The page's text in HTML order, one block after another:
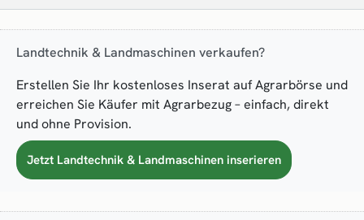
Landtechnik & Landmaschinen verkaufen?
Erstellen Sie Ihr kostenloses Inserat auf Agrarbörse und
erreichen Sie Käufer mit Agrarbezug – einfach, direkt
und ohne Provision.
Jetzt Landtechnik & Landmaschinen inserieren